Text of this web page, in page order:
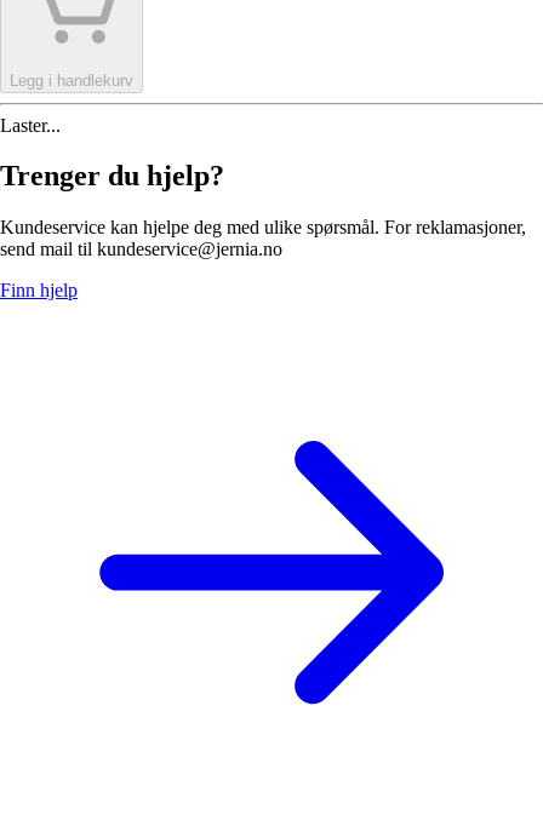
Legg i handlekurv
Laster...
Trenger du hjelp?
Kundeservice kan hjelpe deg med ulike spørsmål. For reklamasjoner,
send mail til kundeservice@jernia.no
Finn hjelp